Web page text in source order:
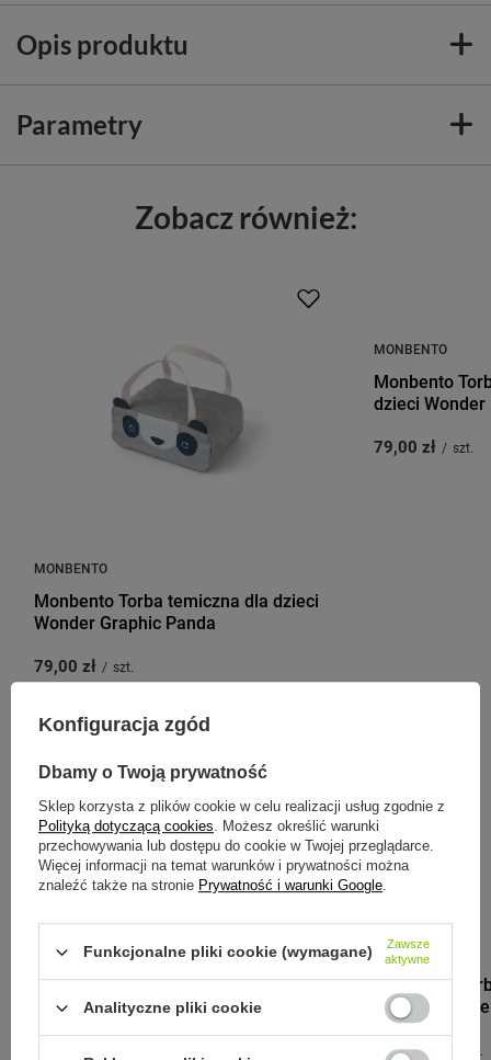
Opis produktu
Parametry
Zobacz również:
MONBENTO
Monbento Torba temiczna dla dzieci
Wonder Graphic Panda
79,00 zł / szt.
MONBENTO
Monbento
dzieci Wonder
79,00 zł / szt.
Zobacz inne produkty tego
producenta
MONBENTO
Monbento
Graphic Plume
195,00 zł
Konfiguracja zgód
Dbamy o Twoją prywatność
Sklep korzysta z plików cookie w celu realizacji usług zgodnie z
Polityką dotyczącą cookies. Możesz określić warunki
przechowywania lub dostępu do cookie w Twojej przeglądarce.
Więcej informacji na temat warunków i prywatności można
znaleźć także na stronie Prywatność i warunki Google.
Funkcjonalne pliki cookie (wymagane)
Zawsze
aktywne
Analityczne pliki cookie